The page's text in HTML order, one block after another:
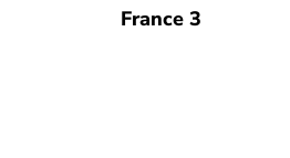
France 3